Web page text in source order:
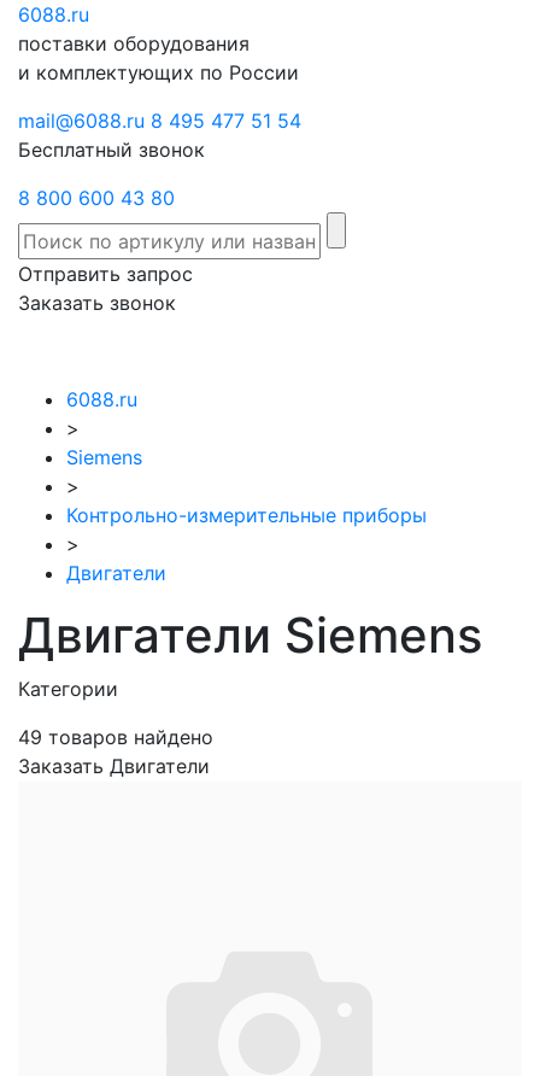
6088.ru
поставки оборудования
и комплектующих по России
mail@6088.ru 8 495 477 51 54
Бесплатный звонок
8 800 600 43 80
Отправить запрос
Заказать звонок
6088.ru
>
Siemens
>
Контрольно-измерительные приборы
>
Двигатели
Двигатели Siemens
Категории
49 товаров найдено
Заказать Двигатели
Отправить
запрос
звонок